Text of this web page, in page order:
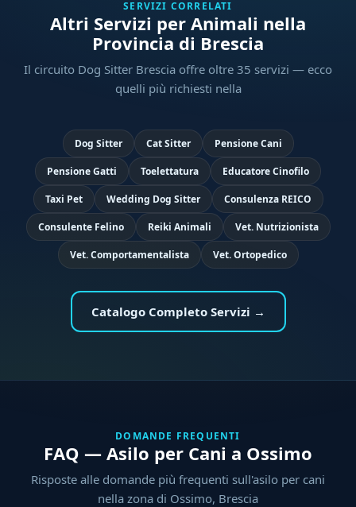
SERVIZI CORRELATI
Altri Servizi per Animali nella
Provincia di Brescia
Il circuito Dog Sitter Brescia offre oltre 35 servizi — ecco
quelli più richiesti nella
Dog Sitter Cat Sitter Pensione Cani
Pensione Gatti Toelettatura Educatore Cinofilo
Taxi Pet Wedding Dog Sitter Consulenza REICO
Consulente Felino Reiki Animali Vet. Nutrizionista
Vet. Comportamentalista Vet. Ortopedico
Catalogo Completo Servizi →
DOMANDE FREQUENTI
FAQ — Asilo per Cani a Ossimo
Risposte alle domande più frequenti sull'asilo per cani
nella zona di Ossimo, Brescia